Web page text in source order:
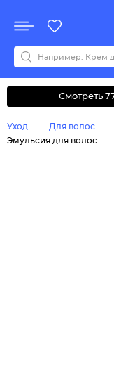
Все бренды
0-9ABCDEFGHIJKLM
Смотреть
Уход Для волос
Эмульсия для волос